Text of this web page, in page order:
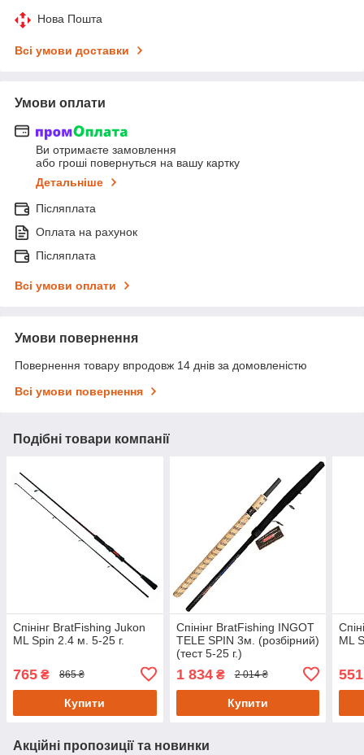
Нова Пошта
Всі умови доставки
Умови оплати
Ви отримаєте замовлення
або гроші повернуться на вашу картку
Детальніше
Післяплата
Оплата на рахунок
Післяплата
Всі умови оплати
Умови повернення
Повернення товару впродовж 14 днів за домовленістю
Всі умови повернення
Подібні товари компанії
Спінінг BratFishing Jukon
ML Spin 2.4 м. 5-25 г.
765 ₴ 865 ₴
Купити
Спінінг BratFishing INGOT
TELE SPIN 3м. (розбірний)
(тест 5-25 г.)
1 834₴ 2 014 ₴
Купити
ML
551
Акційні пропозиції та новинки